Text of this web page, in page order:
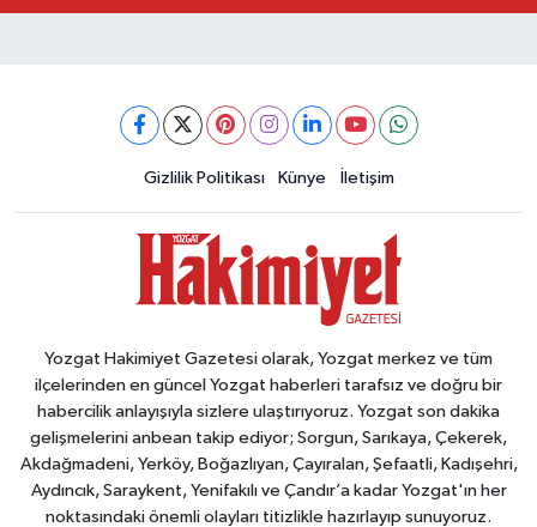
Gizlilik Politikası Künye İletişim
Yozgat Hakimiyet Gazetesi olarak, Yozgat merkez ve tüm
ilçelerinden en güncel Yozgat haberleri tarafsız ve doğru bir
habercilik anlayışıyla sizlere ulaştırıyoruz. Yozgat son dakika
gelişmelerini anbean takip ediyor; Sorgun, Sarıkaya, Çekerek,
Akdağmadeni, Yerköy, Boğazlıyan, Çayıralan, Şefaatli, Kadışehri,
Aydıncık, Saraykent, Yenifakılı ve Çandır’a kadar Yozgat'ın her
noktasındaki önemli olayları titizlikle hazırlayıp sunuyoruz.